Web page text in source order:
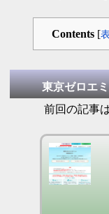
Contents [
東京ゼロエ
前回の記事